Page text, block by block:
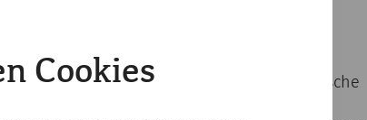
Cookies
anschließender Kulinarischer Zeitreise)
ganzen Tag vor der Führung das Römische
der Eintritt im Museum Carnuntinum ist